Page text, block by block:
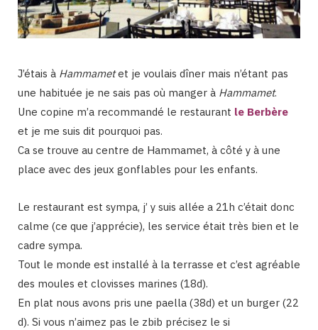
J’étais à Hammametet je voulais dîner mais n’étant pas
une habituée je ne sais pas où manger à Hammamet.
Une copine m’a recommandé le restaurant le Berbère
et je me suis dit pourquoi pas.
Ca se trouve au centre de Hammamet, à côté y à une
place avec des jeux gonflables pour les enfants.
Le restaurant est sympa, j’ y suis allée a 21h c’était donc
calme (ce que j’apprécie), les service était très bien et le
cadre sympa.
Tout le monde est installé à la terrasse et c’est agréable
des moules et clovisses marines (18d).
En plat nous avons pris une paella (38d) et un burger (22
d). Si vous n’aimez pas le zbib précisez le si